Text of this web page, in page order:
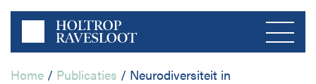
Home / Publicaties / Neurodiversiteit in